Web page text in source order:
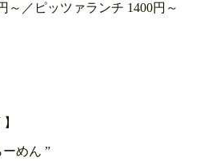
～／ピッツァランチ 1400円～
めん ”